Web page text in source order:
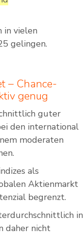
in vielen
gelingen.
– Chance-
genug
guter
den international
moderaten
als
Aktienmarkt
begrenzt.
in
daher nicht